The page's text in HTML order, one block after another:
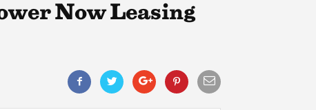
Now Leasing